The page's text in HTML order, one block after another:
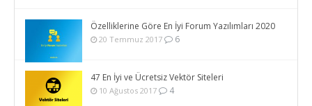
Özelliklerine Göre En İyi Forum Yazılımları 2020
20 Temmuz 2017 6
47 En İyi ve Ücretsiz Vektör Siteleri
10 Ağustos 2017 4